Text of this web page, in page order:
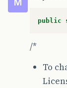
M
public
/*
To